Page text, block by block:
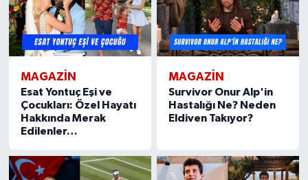
MAGAZIN
Esat Yontuç Eşi ve
Çocukları: Özel Hayatı
Hakkında Merak
Edilenler…
MAGAZIN
Survivor Onur Alp'in
Hastalığı Ne? Neden
Eldiven Takıyor?